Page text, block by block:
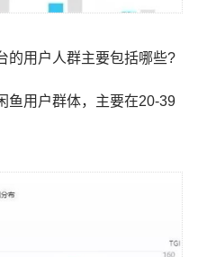
的用户人群主要包括哪些?
鱼用户群体，主要在20-39